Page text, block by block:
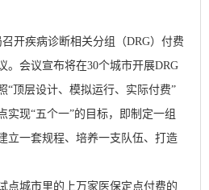
召开疾病诊断相关分组（DRG）付费
。会议宣布将在30个城市开展DRG
“顶层设计、模拟运行、实际付费”
实现“五个一”的目标，即制定一组
立一套规程、培养一支队伍、打造
点城市里的上万家医保定点付费的